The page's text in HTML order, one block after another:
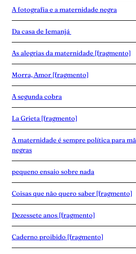
A fotografia e a maternidade negra
Da casa de Iemanjá
As alegrias da maternidade [fragmento]
Morra, Amor [fragmento]
A segunda cobra
La Grieta [fragmento]
A maternidade é sempre política para
negras
pequeno ensaio sobre nada
Coisas que não quero saber [fragmento]
Dezessete anos [fragmento]
Caderno proibido [fragmento]